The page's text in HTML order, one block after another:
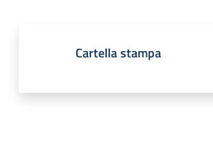
Cartella stampa